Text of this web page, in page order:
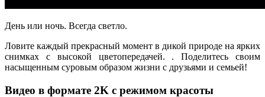
День или ночь. Всегда светло.
Ловите каждый прекрасный момент в дикой природе на ярких
снимках с высокой цветопередачей. . Поделитесь своим
насыщенным суровым образом жизни с друзьями и семьей!
Видео в формате 2K с режимом красоты